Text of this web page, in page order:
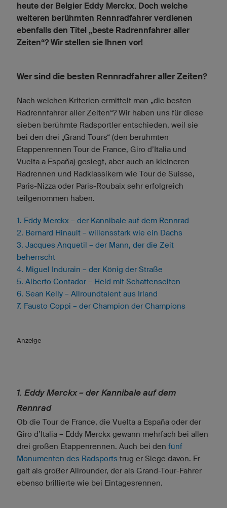
heute der Belgier Eddy Merckx. Doch welche
weiteren berühmten Rennradfahrer verdienen
ebenfalls den Titel „beste Radrennfahrer aller
Zeiten“? Wir stellen sie Ihnen vor!
Wer sind die besten Rennradfahrer aller Zeiten?
Nach welchen Kriterien ermittelt man „die besten
Radrennfahrer aller Zeiten“? Wir haben uns für diese
sieben berühmte Radsportler entschieden, weil sie
bei den drei „Grand Tours“ (den berühmten
Etappenrennen Tour de France, Giro d’Italia und
Vuelta a España) gesiegt, aber auch an kleineren
Radrennen und Radklassikern wie Tour de Suisse,
Paris-Nizza oder Paris-Roubaix sehr erfolgreich
teilgenommen haben.
1. Eddy Merckx – der Kannibale auf dem Rennrad
2. Bernard Hinault – willensstark wie ein Dachs
3. Jacques Anquetil – der Mann, der die Zeit
beherrscht
4. Miguel Indurain – der König der Straße
5. Alberto Contador – Held mit Schattenseiten
6. Sean Kelly – Allroundtalent aus Irland
7. Fausto Coppi – der Champion der Champions
Anzeige
1. Eddy Merckx – der Kannibale auf dem
Rennrad
Ob die Tour de France, die Vuelta a España oder der
Giro d’Italia – Eddy Merckx gewann mehrfach bei allen
drei großen Etappenrennen. Auch bei den fünf
Monumenten des Radsports trug er Siege davon. Er
galt als großer Allrounder, der als Grand-Tour-Fahrer
ebenso brillierte wie bei Eintagesrennen.